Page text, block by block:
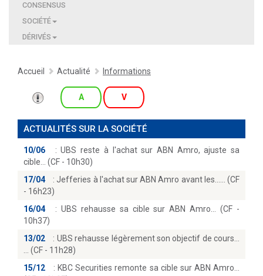
CONSENSUS
SOCIÉTÉ
DÉRIVÉS
Accueil Actualité Informations
A V
ACTUALITÉS SUR LA SOCIÉTÉ
10/06 :UBS reste à l'achat sur ABN Amro, ajuste sa
cible… (CF - 10h30)
17/04
:Jefferies à l'achat sur ABN Amro avant les...… (CF
- 16h23)
16/04
: UBS rehausse sa cible sur ABN Amro… (CF -
10h37)
13/02
: UBS rehausse légèrement son objectif de cours...
(CF - 11h28)
15/12
: KBC Securities remonte sa cible sur ABN Amro